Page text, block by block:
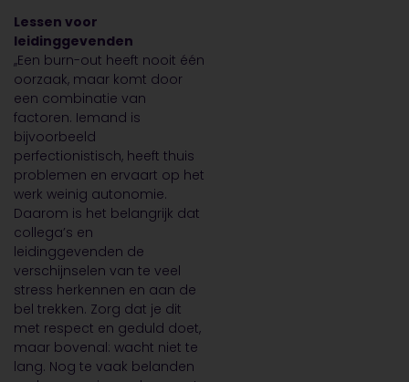
Lessen voor
leidinggevenden
,,Een burn-out heeft nooit één
oorzaak, maar komt door
een combinatie van
factoren. Iemand is
bijvoorbeeld
perfectionistisch, heeft thuis
problemen en ervaart op het
werk weinig autonomie.
Daarom is het belangrijk dat
collega’s en
leidinggevenden de
verschijnselen van te veel
stress herkennen en aan de
bel trekken. Zorg dat je dit
met respect en geduld doet,
maar bovenal: wacht niet te
lang. Nog te vaak belanden